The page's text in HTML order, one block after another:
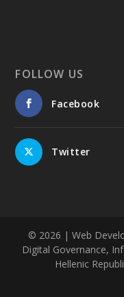
FOLLOW US
Facebook
Twitter
© 2026 | Web
Digital Governance,
Hellenic